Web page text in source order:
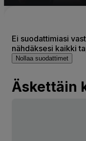
Ei suodattimiasi
nähdäksesi kaikki
Nollaa suodattimet
Äskettäin